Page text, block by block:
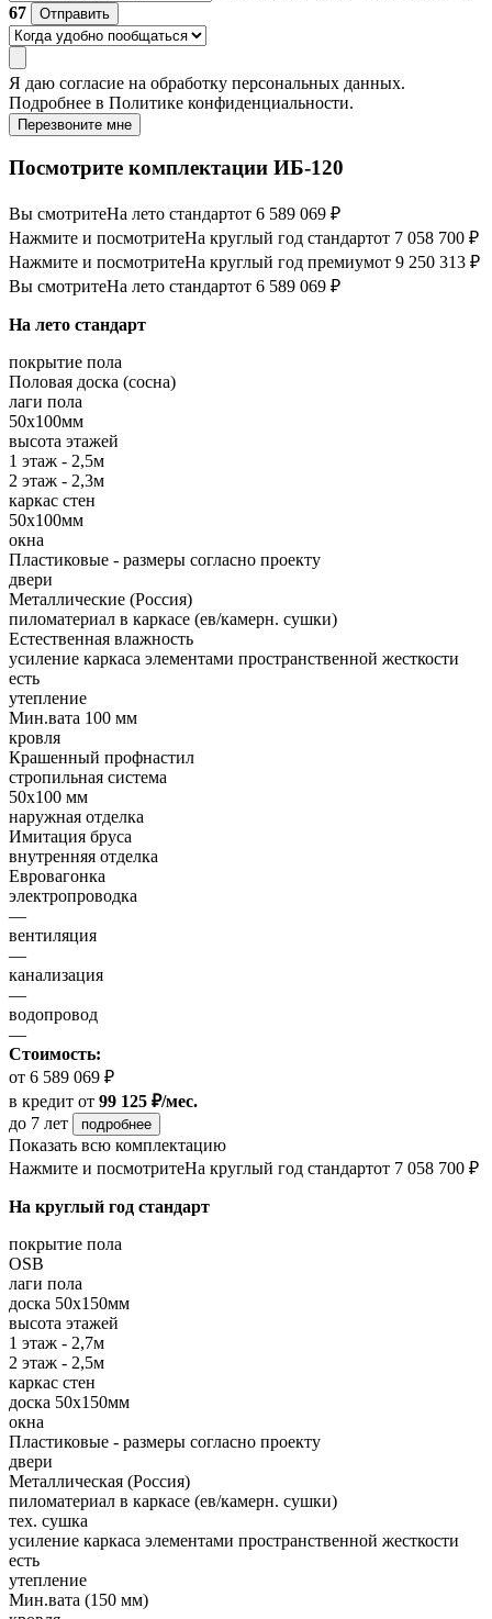
67
Отправить
Я даю согласие на обработку персональных данных.
Подробнее в Политике конфиденциальности.
Перезвоните мне
Посмотрите комплектации ИБ-120
Вы смотритеНа лето стандартот 6 589 069 ₽
Нажмите и посмотритеНа круглый год стандартот 7 058 700 ₽
Нажмите и посмотритеНа круглый год премиумот 9 250 313 ₽
Вы смотритеНа лето стандартот 6 589 069 ₽
На лето стандарт
покрытие пола
Половая доска (сосна)
лаги пола
50х100мм
высота этажей
1 этаж - 2,5м
2 этаж - 2,3м
каркас стен
50х100мм
окна
Пластиковые - размеры согласно проекту
двери
Металлические (Россия)
пиломатериал в каркасе (ев/камерн. сушки)
Естественная влажность
усиление каркаса элементами пространственной жесткости
есть
утепление
Мин.вата 100 мм
кровля
Крашенный профнастил
стропильная система
50х100 мм
наружная отделка
Имитация бруса
внутренняя отделка
Евровагонка
электропроводка
—
вентиляция
—
канализация
—
водопровод
—
Стоимость:
от 6 589 069 ₽
в кредит от 99 125 ₽/мес.
до 7 лет
подробнее
Показать всю комплектацию
Нажмите и посмотритеНа круглый год стандартот 7 058 700 ₽
На круглый год стандарт
покрытие пола
OSB
лаги пола
доска 50х150мм
высота этажей
1 этаж - 2,7м
2 этаж - 2,5м
каркас стен
доска 50х150мм
окна
Пластиковые - размеры согласно проекту
двери
Металлическая (Россия)
пиломатериал в каркасе (ев/камерн. сушки)
тех. сушка
усиление каркаса элементами пространственной жесткости
есть
утепление
Мин.вата (150 мм)